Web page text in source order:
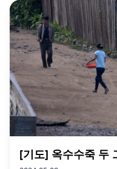
[기도] 옥수수죽 두